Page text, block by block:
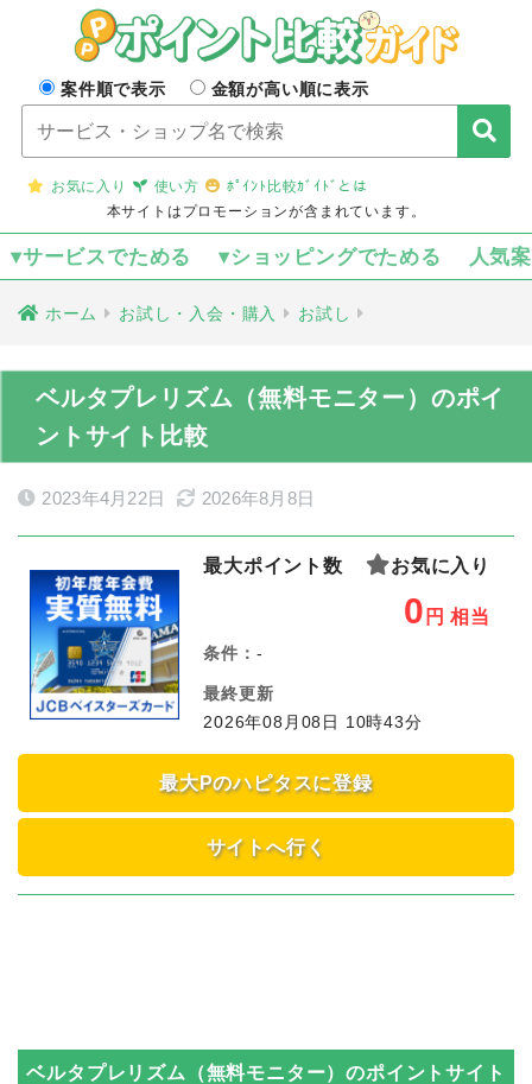
案件順で表示 金額が高い順に表示
お気に入り 使い方
ﾎﾟｲﾝﾄ比較ｶﾞｲﾄﾞとは
本サイトはプロモーションが含まれています。
▾サービスでためる ▾ショッピングでためる 人気
ホーム お試し・入会・購入 お試し
ベルタプレリズム（無料モニター）のポイ
ントサイト比較
2023年4月22日 2026年8月8日
最大ポイント数 お気に入り
0 円 相当
条件： -
最終更新
2026年08月08日 10時43分
最大Pのハピタスに登録
サイトへ行く
ベルタプレリズム（無料モニター）のポイントサイト